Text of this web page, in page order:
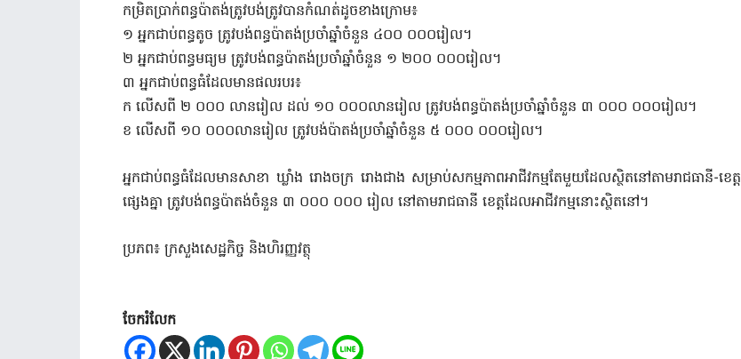
កម្រិតប្រាក់​ពន្ធប៉ាតង់ត្រូវបង់​ត្រូវ​បាន​កំណត់​ដូច​ខាងក្រោម​៖
១ អ្នកជាប់ពន្ធតូច ត្រូវបង់ពន្ធប៉ាតង់ប្រចាំឆ្នាំចំនួន ៤០០ ០០០រៀល។
២ អ្នកជាប់ពន្ធមធ្យម ត្រូវបង់ពន្ធប៉ាតង់ប្រចាំឆ្នាំចំនួន ១ ២០០​ ០០០រៀល។
៣ អ្នកជាប់ពន្ធធំដែលមានផលរបរ៖
ក លើសពី ២ ០០០ លានរៀល ដល់ ១០ ០០០លានរៀល ត្រូវបង់ពន្ធប៉ាតង់ប្រចាំឆ្នាំចំនួន ៣ ០០០ ០០០រៀល។
ខ លើសពី ១០ ០០០លានរៀល ត្រូវបង់ប៉ាតង់ប្រចាំឆ្នាំចំនួន ៥ ០០០ ០០០រៀល។
អ្នកជាប់ពន្ធធំដែលមានសាខា ឃ្លាំង រោងចក្រ រោងជាង សម្រាប់សកម្មភាពអាជីវកម្មតែមួយដែលស្ថិតនៅតាមរាជធានី-ខេត្ត
ផ្សេងគ្នា ត្រូវបង់ពន្ធប៉ាតង់ចំនួន ៣ ០០០ ០០០ រៀល នៅតាមរាជធានី ខេត្តដែលអាជីវកម្មនោះស្ថិតនៅ។
ប្រភព៖ ក្រសួង​សេដ្ឋកិច្ច និង​ហិរញ្ញវត្ថុ
ចែករំលែក